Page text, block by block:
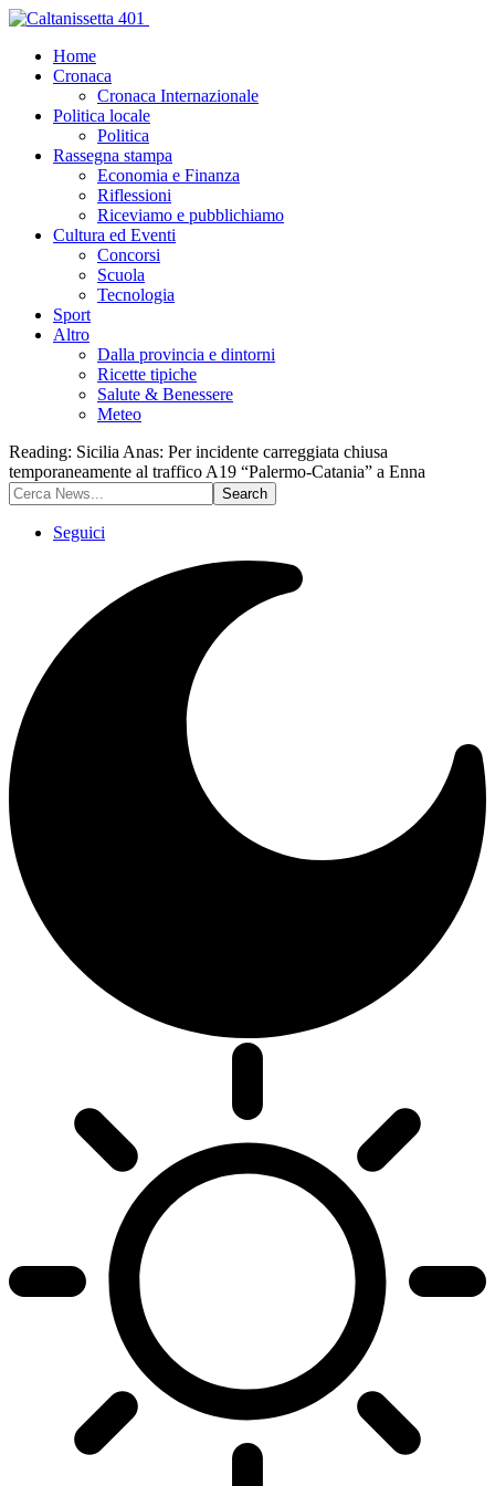
Home
Cronaca
Cronaca Internazionale
Politica locale
Politica
Rassegna stampa
Economia e Finanza
Riflessioni
Riceviamo e pubblichiamo
Cultura ed Eventi
Concorsi
Scuola
Tecnologia
Sport
Altro
Dalla provincia e dintorni
Ricette tipiche
Salute & Benessere
Meteo
Reading: Sicilia Anas: Per incidente carreggiata chiusa
temporaneamente al traffico A19 “Palermo-Catania” a Enna
Seguici